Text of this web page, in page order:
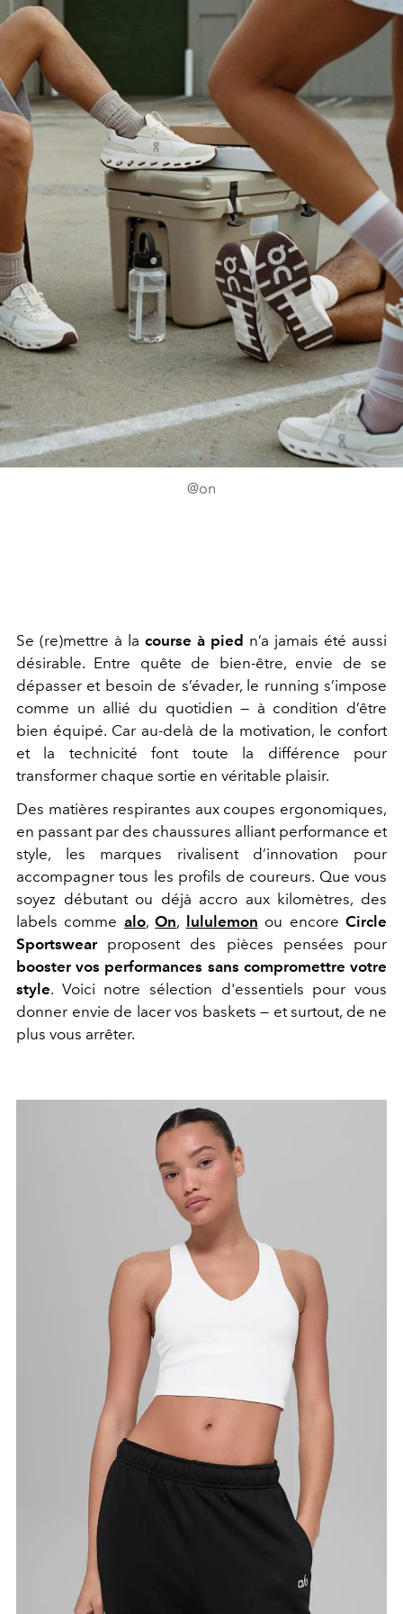
@on
Se (re)mettre à la course à pied n’a jamais été aussi
désirable. Entre quête de bien-être, envie de se
dépasser et besoin de s’évader, le running s’impose
comme un allié du quotidien — à condition d’être
bien équipé. Car au-delà de la motivation, le confort
et la technicité font toute la différence pour
transformer chaque sortie en véritable plaisir.
Des matières respirantes aux coupes ergonomiques,
en passant par des chaussures alliant performance et
style, les marques rivalisent d’innovation pour
accompagner tous les profils de coureurs. Que vous
soyez débutant ou déjà accro aux kilomètres, des
labels comme alo,On, ululemon ou encoreCircle
Sportswearproposent des pièces pensées pour
booster vos performances sans compromettre votre
style. Voici notre sélection d'essentiels pour vous
donner envie de lacer vos baskets — et surtout, de ne
plus vous arrêter.